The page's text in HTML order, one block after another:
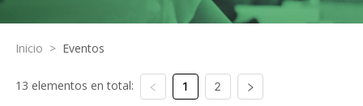
Inicio > Eventos
13 elementos en total: 1 2